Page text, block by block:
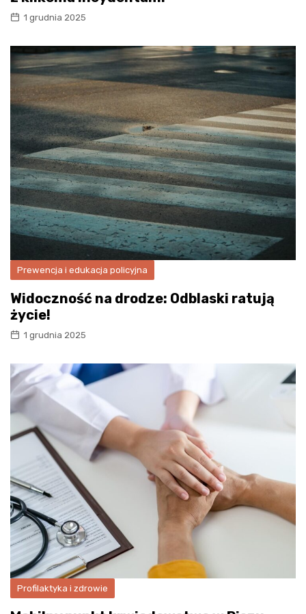
1 grudnia 2025
Prewencja i edukacja policyjna
Widoczność na drodze: Odblaski ratują
życie!
1 grudnia 2025
Profilaktyka i zdrowie